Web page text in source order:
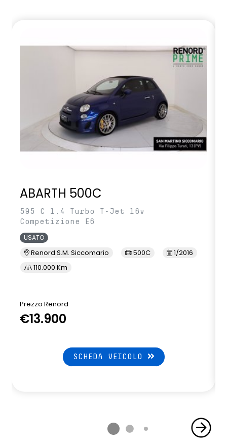
ABARTH 500C
595 C 1.4 Turbo T-Jet 16v
Competizione E6
USATO
Renord S.M. Siccomario 500C
1/2016
110.000 Km
Prezzo Renord
€13.900
SCHEDA VEICOLO